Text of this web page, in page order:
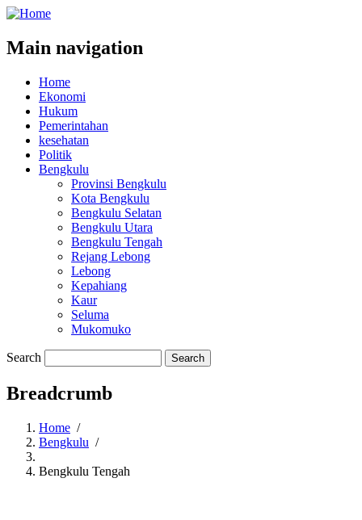
Main navigation
Home
Ekonomi
Hukum
Pemerintahan
kesehatan
Politik
Bengkulu
Provinsi Bengkulu
Kota Bengkulu
Bengkulu Selatan
Bengkulu Utara
Bengkulu Tengah
Rejang Lebong
Lebong
Kepahiang
Kaur
Seluma
Mukomuko
Search
Breadcrumb
Home /
Bengkulu /
Bengkulu Tengah